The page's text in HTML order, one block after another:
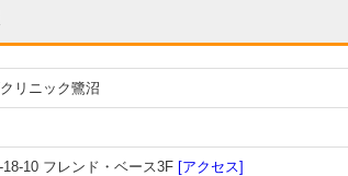
リニック鷺沼
10 フレンド・ベース3F [アクセス]